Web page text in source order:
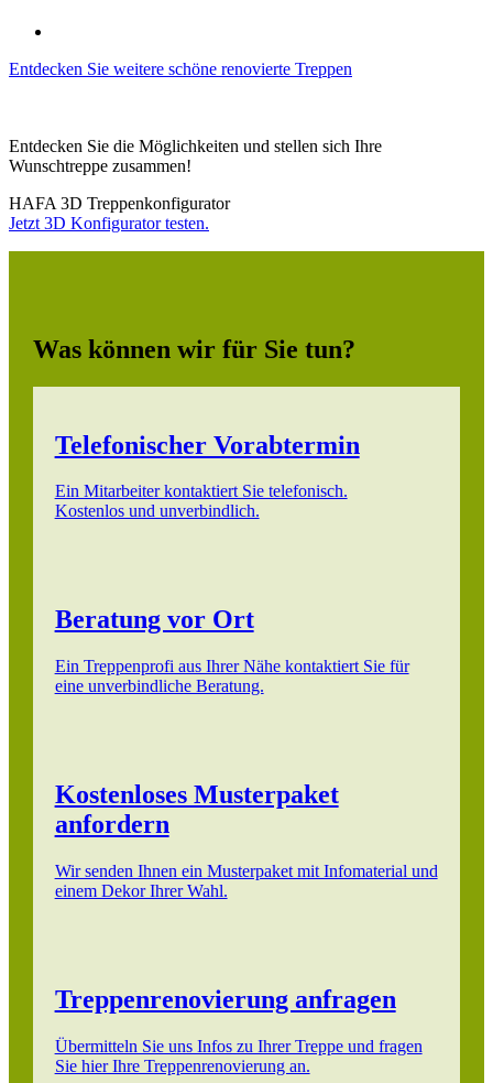
Entdecken Sie weitere schöne renovierte Treppen
Entdecken Sie die Möglichkeiten und stellen sich Ihre
Wunschtreppe zusammen!
HAFA 3D Treppenkonfigurator
Jetzt 3D Konfigurator testen.
Was können wir für Sie tun?
Telefonischer Vorabtermin
Ein Mitarbeiter kontaktiert Sie telefonisch.
Kostenlos und unverbindlich.
Beratung vor Ort
Ein Treppenprofi aus Ihrer Nähe kontaktiert Sie für
eine unverbindliche Beratung.
Kostenloses Musterpaket
anfordern
Wir senden Ihnen ein Musterpaket mit Infomaterial und
einem Dekor Ihrer Wahl.
Treppenrenovierung anfragen
Übermitteln Sie uns Infos zu Ihrer Treppe und fragen
Sie hier Ihre Treppenrenovierung an.